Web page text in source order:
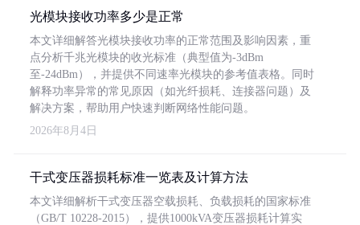
光模块接收功率多少是正常
本文详细解答光模块接收功率的正常范围及影响因素，重
点分析千兆光模块的收光标准（典型值为-3dBm
至-24dBm），并提供不同速率光模块的参考值表格。同时
解释功率异常的常见原因（如光纤损耗、连接器问题）及
解决方案，帮助用户快速判断网络性能问题。
2026年8月4日
干式变压器损耗标准一览表及计算方法
本文详细解析干式变压器空载损耗、负载损耗的国家标准
（GB/T 10228-2015），提供1000kVA变压器损耗计算实